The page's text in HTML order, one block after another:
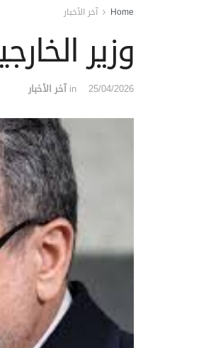
Home آخر الأخبار
وزير
25/04/2026
in آخر الأخبار